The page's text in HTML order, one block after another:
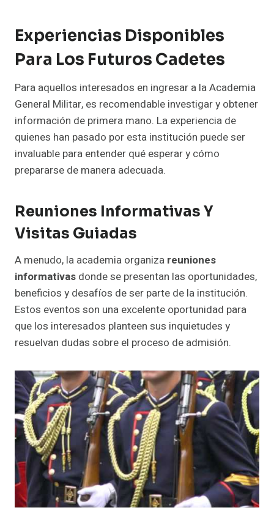
Experiencias Disponibles
Para Los Futuros Cadetes
Para aquellos interesados en ingresar a la Academia
General Militar, es recomendable investigar y obtener
información de primera mano. La experiencia de
quienes han pasado por esta institución puede ser
invaluable para entender qué esperar y cómo
prepararse de manera adecuada.
Reuniones Informativas Y
Visitas Guiadas
A menudo, la academia organiza reuniones
informativas donde se presentan las oportunidades,
beneficios y desafíos de ser parte de la institución.
Estos eventos son una excelente oportunidad para
que los interesados planteen sus inquietudes y
resuelvan dudas sobre el proceso de admisión.